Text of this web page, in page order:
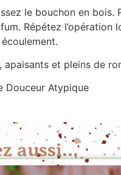
le bouchon en bois.
Répétez l’opération
et pleins de
Douceur Atypique
aussi...